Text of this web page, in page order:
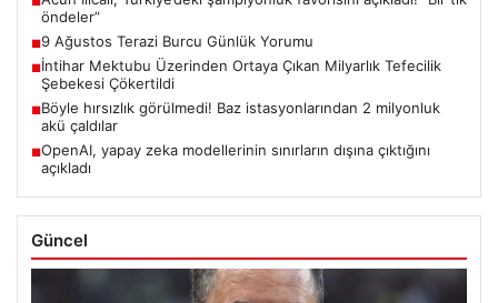
öndeler”
■9 Ağustos Terazi Burcu Günlük Yorumu
■İntihar Mektubu Üzerinden Ortaya Çıkan Milyarlık Tefecilik
Şebekesi Çökertildi
■Böyle hırsızlık görülmedi! Baz istasyonlarından 2 milyonluk
akü çaldılar
■OpenAI, yapay zeka modellerinin sınırların dışına çıktığını
açıkladı
Güncel